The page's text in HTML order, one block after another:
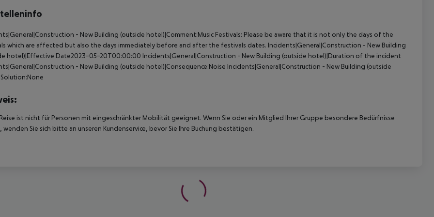
- New Building (outside hotel)|Comment:Music Festivals: Please be aware that it is not only the days of the
which are affected but also the days immediately before and after the festivals dates. Incidents|General|Construction - New Building
hotel)|Effective Date2023-05-20T00:00:00 Incidents|General|Construction - New Building (outside hotel)|Duration of the incident
- New Building (outside hotel)|Consequence:Noise Incidents|General|Construction - New Building (outside
ist nicht für Personen mit eingeschränkter Mobilität geeignet. Wenn Sie oder ein Mitglied Ihrer Gruppe besondere Bedürfnisse
wenden Sie sich bitte an unseren Kundenservice, bevor Sie Ihre Buchung bestätigen.